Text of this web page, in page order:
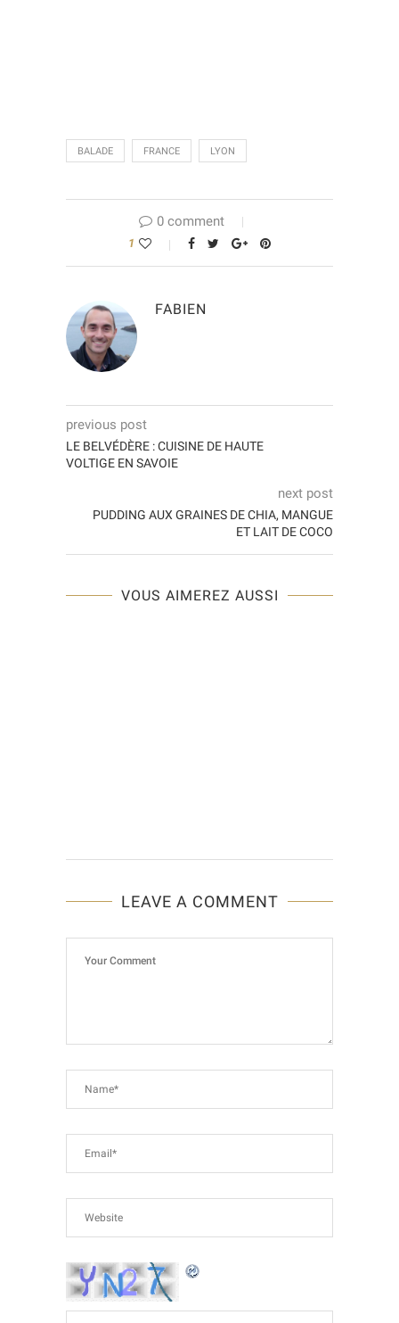
BALADE FRANCE LYON
0 comment
1
FABIEN
previous post
LE BELVÉDÈRE : CUISINE DE HAUTE
VOLTIGE EN SAVOIE
next post
PUDDING AUX GRAINES DE CHIA, MANGUE
ET LAIT DE COCO
VOUS AIMEREZ AUSSI
LEAVE A COMMENT